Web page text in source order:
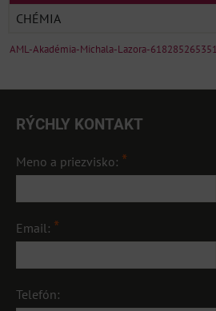
CHÉMIA
AML-Akadémia-Michala-Lazora-
RÝCHLY KONTAKT
Meno a priezvisko: *
Email: *
Telefón: